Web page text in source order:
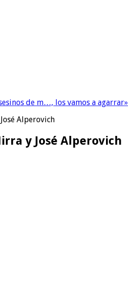
de m…, los vamos a agarrar»
Alperovich
y José Alperovich